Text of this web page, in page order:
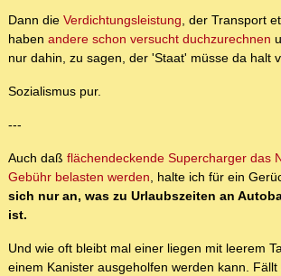
Dann die Verdichtungsleistung, der Transport
haben andere schon versucht duchzurechnen
nur dahin, zu sagen, der 'Staat' müsse da halt
Sozialismus pur.
---
Auch daß flächendeckende Supercharger das
Gebühr belasten werden, halte ich für ein
sich nur an, was zu Urlaubszeiten an
ist.
Und wie oft bleibt mal einer liegen mit leerem
einem Kanister ausgeholfen werden kann. Fällt